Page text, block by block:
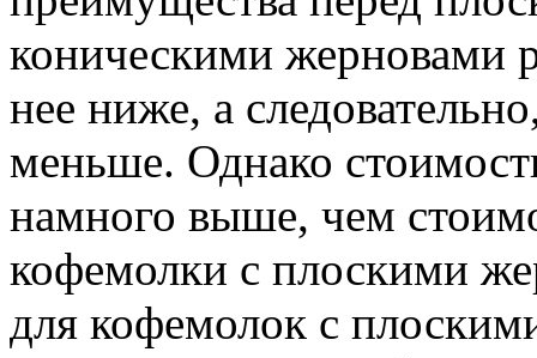
коническими жерновами
нее ниже, а
меньше. Однако
намного выше, чем
кофемолки с плоскими
для кофемолок с